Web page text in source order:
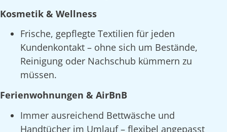
Kosmetik & Wellness
Frische, gepflegte Textilien für jeden
Kundenkontakt – ohne sich um Bestände,
Reinigung oder Nachschub kümmern zu
müssen.
Ferienwohnungen & AirBnB
Immer ausreichend Bettwäsche und
Handtücher im Umlauf – flexibel angepasst